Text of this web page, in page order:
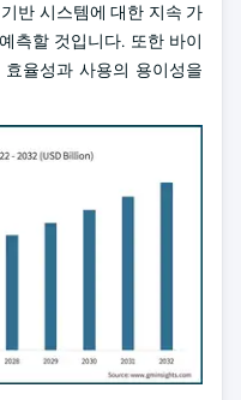
반 시스템에 대한 지속 가
측할 것입니다. 또한 바이
율성과 사용의 용이성을